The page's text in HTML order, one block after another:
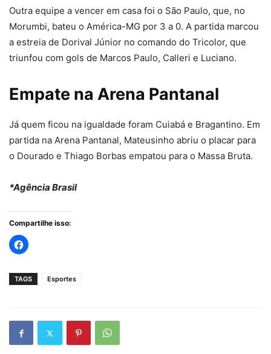
Outra equipe a vencer em casa foi o São Paulo, que, no
Morumbi, bateu o América-MG por 3 a 0. A partida marcou
a estreia de Dorival Júnior no comando do Tricolor, que
triunfou com gols de Marcos Paulo, Calleri e Luciano.
Empate na Arena Pantanal
Já quem ficou na igualdade foram Cuiabá e Bragantino. Em
partida na Arena Pantanal, Mateusinho abriu o placar para
o Dourado e Thiago Borbas empatou para o Massa Bruta.
*Agência Brasil
Compartilhe isso:
TAGS Esportes